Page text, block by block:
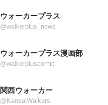
ウォーカープラス
@walkerplus_news
ウォーカープラス漫画部
@walkerpluscomic
関西ウォーカー
@KansaiWalkers